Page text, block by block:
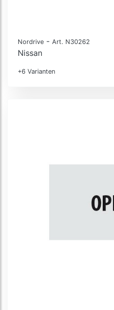
Nordrive - Art. N30262
Nissan
+6 Varianten